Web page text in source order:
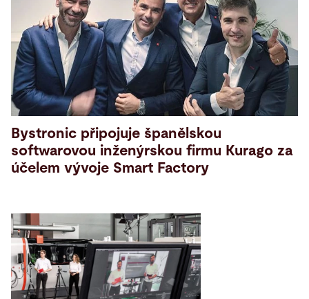
Bystronic připojuje španělskou
softwarovou inženýrskou firmu Kurago za
účelem vývoje Smart Factory